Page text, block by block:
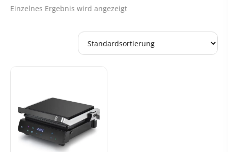
Einzelnes Ergebnis wird angezeigt